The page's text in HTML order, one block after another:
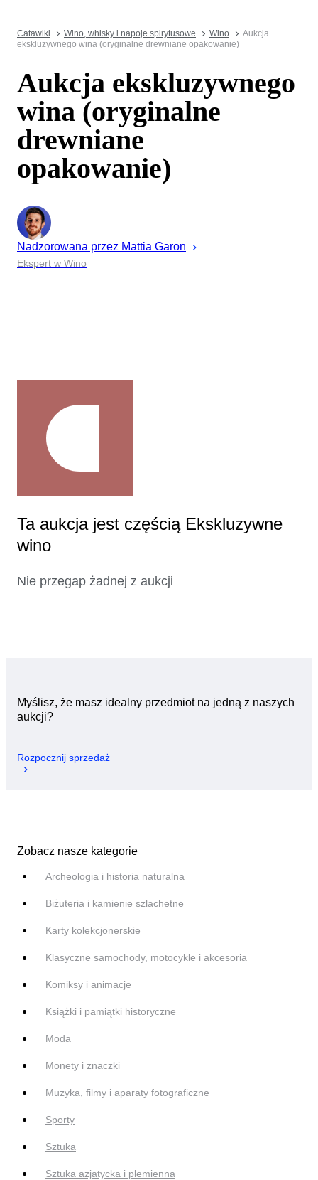
Catawiki Wino, whisky i napoje spirytusowe Wino
Aukcja
ekskluzywnego wina (oryginalne drewniane opakowanie)
Aukcja ekskluzywnego
wina (oryginalne
drewniane
opakowanie)
Nadzorowana przez Mattia Garon
Ekspert w Wino
Ta aukcja jest częścią Ekskluzywne
wino
Nie przegap żadnej z aukcji
Myślisz, że masz idealny przedmiot na jedną z naszych
aukcji?
Rozpocznij sprzedaż
Zobacz nasze kategorie
Archeologia i historia naturalna
Biżuteria i kamienie szlachetne
Karty kolekcjonerskie
Klasyczne samochody, motocykle i akcesoria
Komiksy i animacje
Książki i pamiątki historyczne
Moda
Monety i znaczki
Muzyka, filmy i aparaty fotograficzne
Sporty
Sztuka
Sztuka azjatycka i plemienna